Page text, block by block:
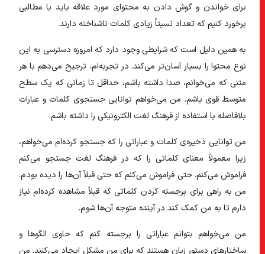
برای خواندن و گوش دادن به محتوای مورد علاقه باید با مطالبی
برخورد کنیم که تعداد نسبتاً زیادی کلمات ناشناخته دارند.
به همین دلیل است که شرایطی وجود دارد که امروزه دسترسی به این
نوع محتوا را بسیار آسان‌تر می‌کند. در تجربه‌ام، ترجیح می‌دهم با هر
متنی که می‌خوانم، صدا داشته باشم، حداقل تا زمانی که یک سطح
متوسط ​​قوی باشم. من می‌خواهم توانایی جستجوی کلمات و عبارات
بلافاصله با استفاده از فرهنگ لغت الکترونیکی را داشته باشم.
من توانایی ذخیره‌ی کلمات و عباراتی را که جستجو کرده‌ام می‌خواهم،
زیرا معمولاً معنای کلماتی را که در فرهنگ لغت جستجو می‌کنم
فراموش می‌کنم. حتی فراموش می‌کنم که حتی قبلاً آن‌ها را دیده بودم.
من به راهی برای برجسته کردن کلماتی که قبلاً مشاهده کرده‌ام نیاز
دارم تا به من کمک کند در آینده متوجه آن‌ها شوم.
من می‌خواهم بتوانم عباراتی را برجسته کنم که حاوی الگوها و
ساختارهای دستور زبان هستند که برای من مشکل ایجاد می‌کنند. من